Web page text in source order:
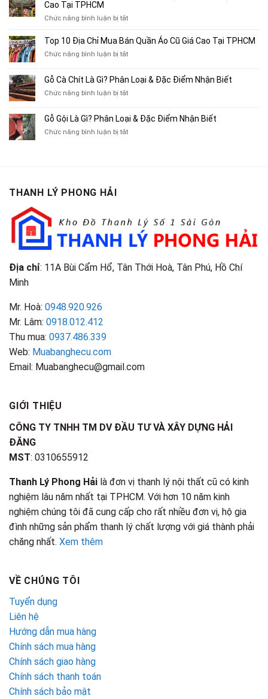
Chuyên
Bán
Xe
Cũ,
Xe
Cũ
TP.HCM
Cao Tại TPHCM
Chức năng bình luận bị tắtở
10
Thu
Sách
Tạp
Chí
Top 10 Địa Chỉ Mua Bán Quần Áo Cũ Giá Cao Tại TPHCM
Chức năng bình luận bị tắtở
Địa
Chỉ
Bán
Áo
Gỗ Cà Chít Là Gì? Phân Loại & Đặc Điểm Nhận Biết
Chức năng bình luận bị tắtở
Chít
Là
Gỗ Gội Là Gì? Phân Loại & Đặc Điểm Nhận Biết
Chức năng bình luận bị tắtở
Điểm
Nhận
Biết
THANH LÝ PHONG HẢI
Địa chỉ: 11A Bùi Cẩm Hổ, Tân Thới Hoà, Tân Phú, Hồ Chí
Minh
Mr. Hoà: 0948.920.926
Mr. Lâm: 0918.012.412
Thu mua: 0937.486.339
Web: Muabanghecu.com
Email: Muabanghecu@gmail.com
GIỚI THIỆU
CÔNG TY TNHH TM DV ĐẦU TƯ VÀ XÂY DỰNG HẢI
ĐĂNG
MST: 0310655912
Thanh Lý Phong Hải là đơn vị thanh lý nội thất cũ có kinh
nghiệm lâu năm nhất tại TPHCM. Với hơn 10 năm kinh
nghiệm chúng tôi đã cung cấp cho rất nhiều đơn vị, hộ gia
đình những sản phẩm thanh lý chất lượng với giá thành phải
chăng nhất. Xem thêm
VỀ CHÚNG TÔI
Tuyển dụng
Liên hệ
Hướng dẫn mua hàng
Chính sách mua hàng
Chính sách giao hàng
Chính sách thanh toán
Chính sách bảo mật